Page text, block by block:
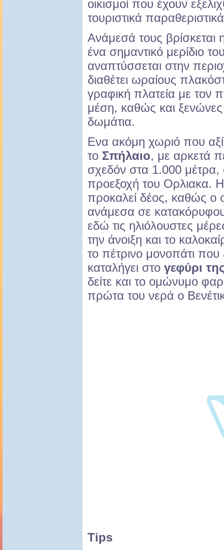
οικισμοί που έχουν
τουριστικά
Ανάμεσά τους βρίσκεται
ένα σημαντικό μερίδιο
αναπτύσσεται στην
διαθέτει ωραίους
γραφική πλατεία με τον
μέση, καθώς και ξενώνες
δωμάτια.
Ενα ακόμη χωριό που
το Σπήλαιο, με αρκετά
σχεδόν στα 1.000
προεξοχή του Ορλιακα.
προκαλεί δέος, καθώς ο
ανάμεσα σε
εδώ τις ηλιόλουστες
την άνοιξη και το
το πέτρινο μονοπάτι που
καταλήγει στο γεφύρι
δείτε και το ομώνυμο
πρώτα του νερά ο
Tips